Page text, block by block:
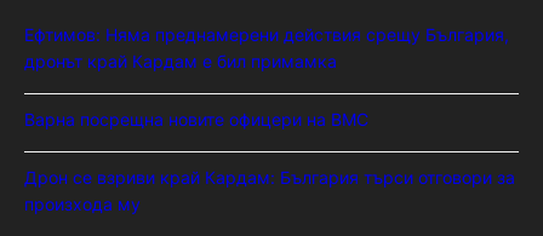
Ефтимов: Няма преднамерени действия срещу България,
дронът край Кардам е бил примамка
Варна посрещна новите офицери на ВМС
Дрон се взриви край Кардам: България търси отговори за
произхода му